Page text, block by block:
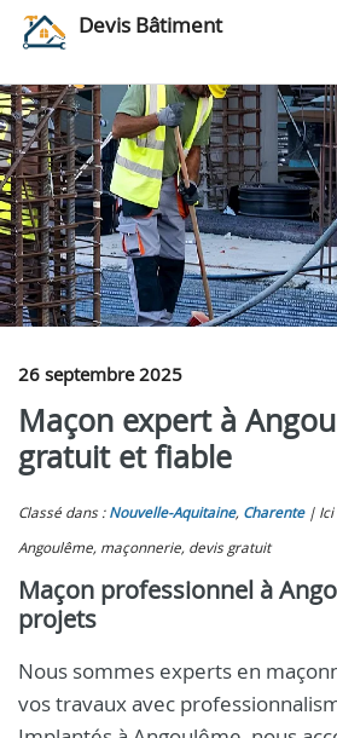
Devis Bâtiment
26 septembre 2025
Maçon expert à
gratuit et fiable
Classé dans : Nouvelle-Aquitaine, Charente
Angoulême, maçonnerie, devis gratuit
Maçon professionnel à
projets
Nous sommes experts en
vos travaux avec